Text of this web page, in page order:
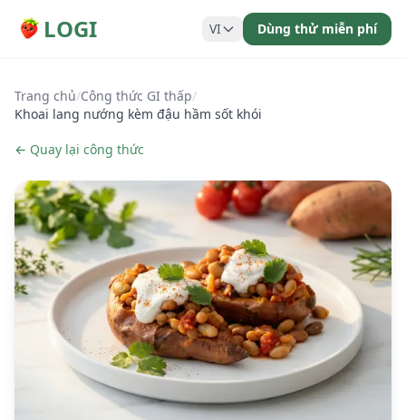
LOGI VI Dùng thử miễn phí
Trang chủ/Công thức GI thấp/
Khoai lang nướng kèm đậu hầm sốt khói
← Quay lại công thức